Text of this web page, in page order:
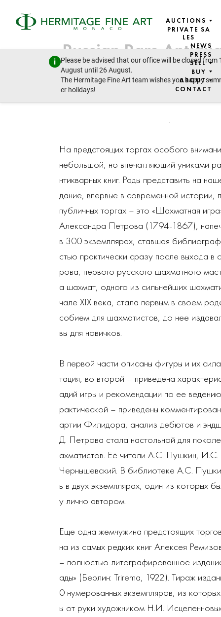
AUCTIONS
PRIVATE SA
LES
NEWS
PRESS
SELL
BUY
ABOUT
CONTACT
Please be advised that our office will be closed from
August until 26 August.
The Hermitage Fine Art team wishes you happy
er holidays!
Russian Rare
oks and
at auction in
.
На предстоящих торгах особого
небольшой, но впечатляющий униками
нтикварных книг. Рады представить на
дание, впервые в современной истории,
публичных торгах – это «Шахматная
Александра Петрова (1794-1867),
в 300 экземплярах, ставшая
стью практически сразу после выхода в
рова, первого русского шахматного
а шахмат, одного из сильнейших
чале XIX века, стала первым в своем
собием для шахматистов, до нее
вы для новичков.
В первой части описаны фигуры и их
тация, во второй – приведена
адий игры и рекомендации по ее
рактической – приведены
артии Филидора, анализ дебютов и
Д. Петрова стала настольной для
ахматистов. Её читали А.С. Пушкин, И.С.
Чернышевский. В библиотеке А.С.
ь в двух экземплярах, один из которых
у лично автором.
Еще одна жемчужина предстоящих
на из самых редких книг Алексея
– полностью литографированное
ады» (Берлин: Trirema, 1922). Тираж
0 нумерованных экземпляров, из
ы от руки художником Н.И.